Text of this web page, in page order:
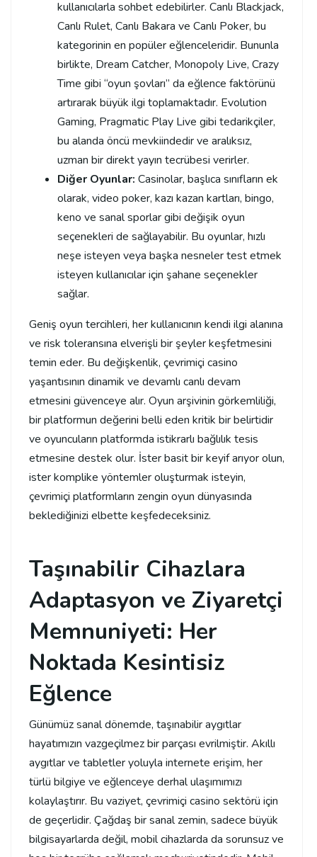
kullanıcılarla sohbet edebilirler. Canlı Blackjack,
Canlı Rulet, Canlı Bakara ve Canlı Poker, bu
kategorinin en popüler eğlenceleridir. Bununla
birlikte, Dream Catcher, Monopoly Live, Crazy
Time gibi “oyun şovları” da eğlence faktörünü
artırarak büyük ilgi toplamaktadır. Evolution
Gaming, Pragmatic Play Live gibi tedarikçiler,
bu alanda öncü mevkiindedir ve aralıksız,
uzman bir direkt yayın tecrübesi verirler.
Diğer Oyunlar: Casinolar, başlıca sınıfların ek
olarak, video poker, kazı kazan kartları, bingo,
keno ve sanal sporlar gibi değişik oyun
seçenekleri de sağlayabilir. Bu oyunlar, hızlı
neşe isteyen veya başka nesneler test etmek
isteyen kullanıcılar için şahane seçenekler
sağlar.
Geniş oyun tercihleri, her kullanıcının kendi ilgi alanına
ve risk toleransına elverişli bir şeyler keşfetmesini
temin eder. Bu değişkenlik, çevrimiçi casino
yaşantısının dinamik ve devamlı canlı devam
etmesini güvenceye alır. Oyun arşivinin görkemliliği,
bir platformun değerini belli eden kritik bir belirtidir
ve oyuncuların platformda istikrarlı bağlılık tesis
etmesine destek olur. İster basit bir keyif arıyor olun,
ister komplike yöntemler oluşturmak isteyin,
çevrimiçi platformların zengin oyun dünyasında
beklediğinizi elbette keşfedeceksiniz.
Taşınabilir Cihazlara
Adaptasyon ve Ziyaretçi
Memnuniyeti: Her
Noktada Kesintisiz
Eğlence
Günümüz sanal dönemde, taşınabilir aygıtlar
hayatımızın vazgeçilmez bir parçası evrilmiştir. Akıllı
aygıtlar ve tabletler yoluyla internete erişim, her
türlü bilgiye ve eğlenceye derhal ulaşımımızı
kolaylaştırır. Bu vaziyet, çevrimiçi casino sektörü için
de geçerlidir. Çağdaş bir sanal zemin, sadece büyük
bilgisayarlarda değil, mobil cihazlarda da sorunsuz ve